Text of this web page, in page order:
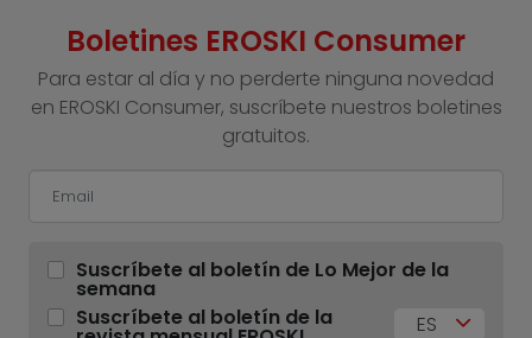
Boletines EROSKI Consumer
Para estar al día y no perderte ninguna novedad
en EROSKI Consumer, suscríbete nuestros boletines
gratuitos.
Suscríbete al boletín de Lo Mejor de la
semana
Suscríbete al boletín de la
ES